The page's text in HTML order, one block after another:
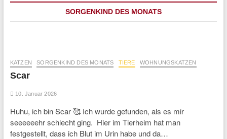
SORGENKIND DES MONATS
KATZEN SORGENKIND DES MONATS TIERE WOHNUNGSKATZEN
Scar
10. Januar 2026
Huhu, ich bin Scar 🥰 Ich wurde gefunden, als es mir
seeeeeehr schlecht ging. Hier im Tierheim hat man
festgestellt, dass ich Blut im Urin habe und da…